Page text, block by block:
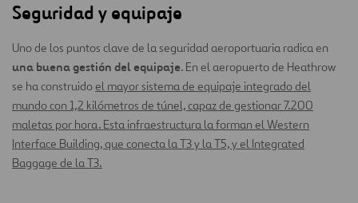
Seguridad y equipaje
Uno de los puntos clave de la seguridad aeroportuaria radica en
una buena gestión del equipaje. En el aeropuerto de Heathrow
se ha construido el mayor sistema de equipaje integrado del
mundo con 1,2 kilómetros de túnel, capaz de gestionar 7.200
maletas por hora. Esta infraestructura la forman el Western
Interface Building, que conecta la T3 y la T5, y el Integrated
Baggage de la T3.